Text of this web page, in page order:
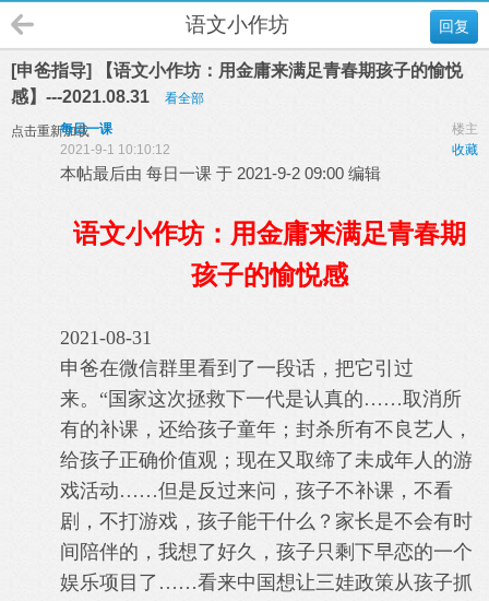
回复
语文小作坊
[申爸指导] 【语文小作坊：用金庸来满足青春期孩子的愉悦
感】---2021.08.31
看全部
点击重新加载 楼主
每日一课
收藏
2021-9-1 10:10:12
本帖最后由 每日一课 于 2021-9-2 09:00 编辑
语文小作坊：用金庸来满足青春期
孩子的愉悦感
2021-08-31
申爸在微信群里看到了一段话，把它引过
来。 “国家这次拯救下一代是认真的……取消所
有的补课，还给孩子童年；封杀所有不良艺人，
给孩子正确价值观；现在又取缔了未成年人的游
戏活动……但是反过来问，孩子不补课，不看
剧，不打游戏，孩子能干什么？家长是不会有时
间陪伴的，我想了好久，孩子只剩下早恋的一个
娱乐项目了……看来中国想让三娃政策从孩子抓